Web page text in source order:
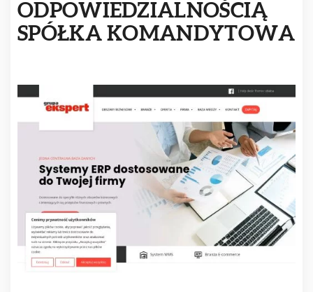
ODPOWIEDZIALNOŚCIĄ
SPÓŁKA KOMANDYTOWA